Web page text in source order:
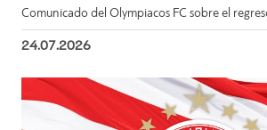
Comunicado del Olympiacos FC sobre el
24.07.2026